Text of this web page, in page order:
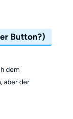
Button?)
dem
aber der